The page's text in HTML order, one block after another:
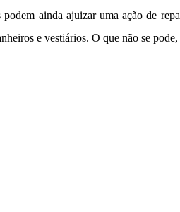
ainda ajuizar uma ação de
e vestiários. O que não se